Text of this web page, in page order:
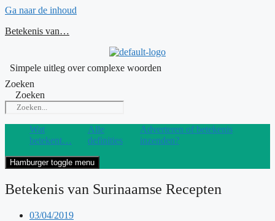
Ga naar de inhoud
Betekenis van…
Simpele uitleg over complexe woorden
Zoeken
Zoeken
Wat
betekent…
Alle
definities
Adverteren of betekenis
inzenden?
Hamburger toggle menu
Betekenis van Surinaamse Recepten
03/04/2019